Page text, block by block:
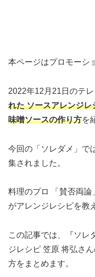
本ページはプロモーシ
2022年12月21日のテレ
れた ソースアレンジレ
味噌ソースの作り方を
今回の「ソレダメ」で
集されました。
料理のプロ 「賛否両
がアレンジレシピを教
この記事では、『ソレ
ジレシピ 笠原 将弘さ
方をまとめます。